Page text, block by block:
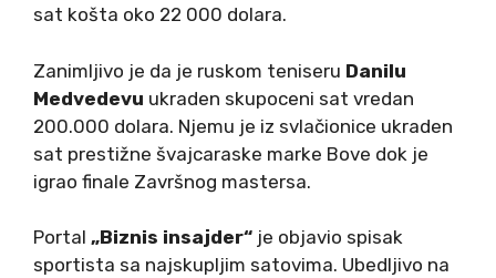
sat košta oko 22 000 dolara.
Zanimljivo je da je ruskom teniseru Danilu
Medvedevu ukraden skupoceni sat vredan
200.000 dolara. Njemu je iz svlačionice ukraden
sat prestižne švajcaraske marke Bove dok je
igrao finale Završnog mastersa.
Portal „Biznis insajder“ je objavio spisak
sportista sa najskupljim satovima. Ubedljivo na